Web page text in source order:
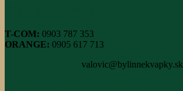
T-COM: 0903 787 353
ORANGE: 0905 617 713
valovic@bylinnekvapky.sk